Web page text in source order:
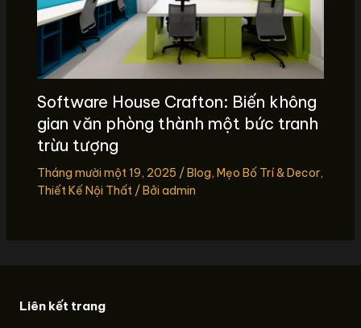
Software House Crafton: Biến không
gian văn phòng thành một bức tranh
trừu tượng
Tháng mười một 19, 2025 /Blog, Mẹo Bố Trí & Decor,
Thiết Kế Nội Thất/ Bởi admin
Liên kết trang